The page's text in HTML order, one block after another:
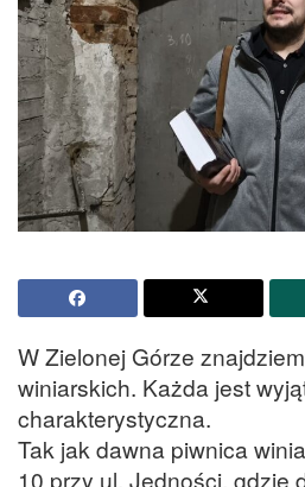
W Zielonej Górze
winiarskich. Każda jest
charakterystyczna.
Tak jak dawna piwnica
10 przy ul. Jedności, gdzie